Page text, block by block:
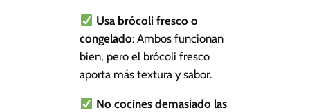
Usa brócoli fresco o
congelado: Ambos funcionan
bien, pero el brócoli fresco
aporta más textura y sabor.
No cocines demasiado las